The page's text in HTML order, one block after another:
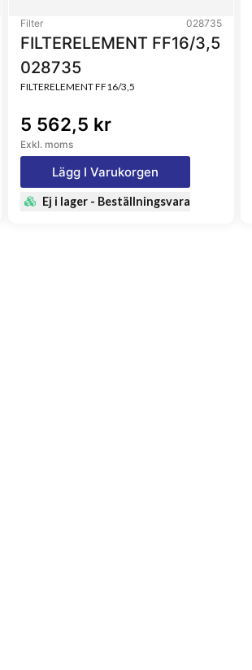
Filter 028735
FILTERELEMENT FF16/3,5
028735
FILTERELEMENT FF16/3,5
5 562,5 kr
Exkl. moms
Lägg I Varukorgen
Ej i lager - Beställningsvara